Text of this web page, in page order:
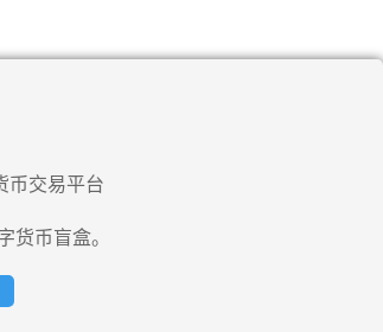
币交易平台
货币盲盒。